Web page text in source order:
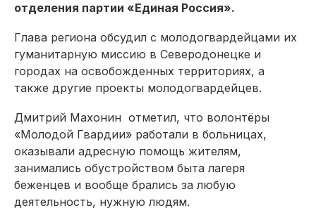
отделения партии «Единая Россия».
Глава региона обсудил с молодогвардейцами их
гуманитарную миссию в Северодонецке и
городах на освобожденных территориях, а
также другие проекты молодогвардейцев.
Дмитрий Махонин отметил, что волонтёры
«Молодой Гвардии» работали в больницах,
оказывали адресную помощь жителям,
занимались обустройством быта лагеря
беженцев и вообще брались за любую
деятельность, нужную людям.